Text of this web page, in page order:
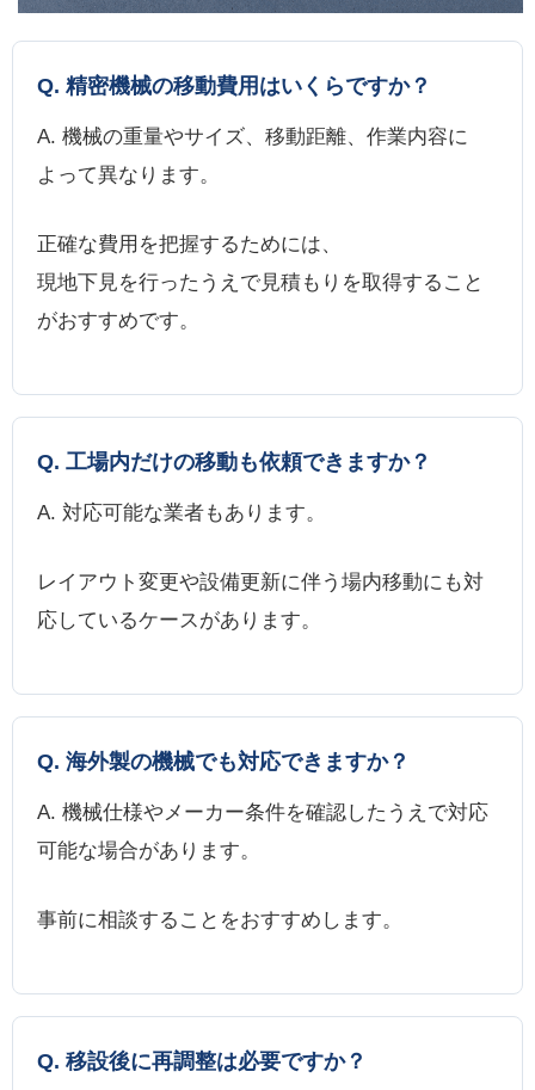
Q. 精密機械の移動費用はいくらですか？
A. 機械の重量やサイズ、移動距離、作業内容に
よって異なります。
正確な費用を把握するためには、
現地下見を行ったうえで見積もりを取得すること
がおすすめです。
Q. 工場内だけの移動も依頼できますか？
A. 対応可能な業者もあります。
レイアウト変更や設備更新に伴う場内移動にも対
応しているケースがあります。
Q. 海外製の機械でも対応できますか？
A. 機械仕様やメーカー条件を確認したうえで対応
可能な場合があります。
事前に相談することをおすすめします。
Q. 移設後に再調整は必要ですか？